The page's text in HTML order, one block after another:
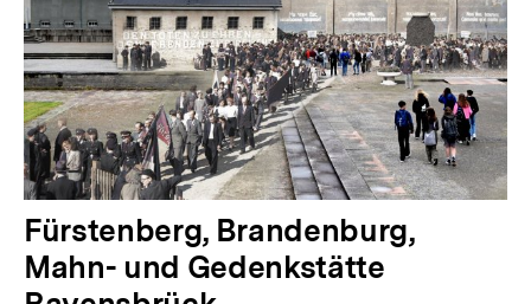
V
o
Fürstenberg, Brandenburg,
Mahn- und Gedenkstätte